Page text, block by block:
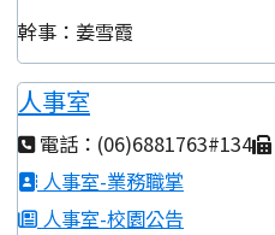
幹事：姜雪霞
人事室
電話：(06)6881763#134
人事室-業務職掌
人事室-校園公告